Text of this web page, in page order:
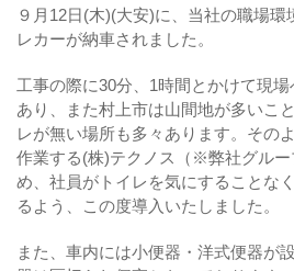
９月12日(木)(大安)に、当社の職場環
レカーが納車されました。
工事の際に30分、1時間とかけて現
あり、また村上市は山間地が多いこ
レが無い場所も多々あります。その
作業する(株)テクノス（※弊社グル
め、社員がトイレを気にすることな
るよう、この度導入いたしました。
また、車内には小便器・洋式便器が